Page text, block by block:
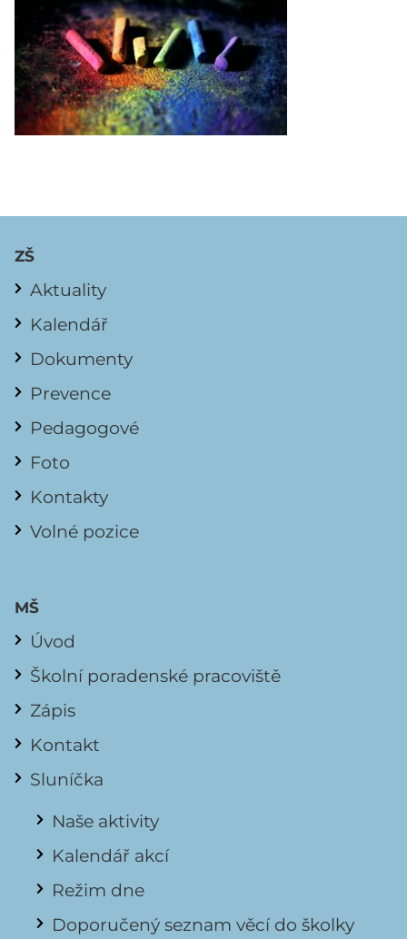
ZŠ
Aktuality
Kalendář
Dokumenty
Prevence
Pedagogové
Foto
Kontakty
Volné pozice
MŠ
Úvod
Školní poradenské pracoviště
Zápis
Kontakt
Sluníčka
Naše aktivity
Kalendář akcí
Režim dne
Doporučený seznam věcí do školky